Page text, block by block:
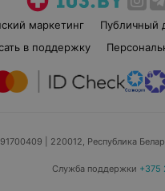
маркетинг Публичный
в поддержку
| 220012, Республика
Служба поддержки +375